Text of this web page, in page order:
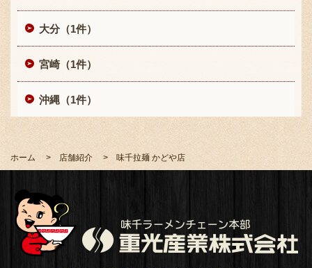
TEL:096-349-2222
FAX 096-349-2288
大分（1件）
宮崎（1件）
沖縄（1件）
ホーム 店舗紹介 味千拉麺 かどや店